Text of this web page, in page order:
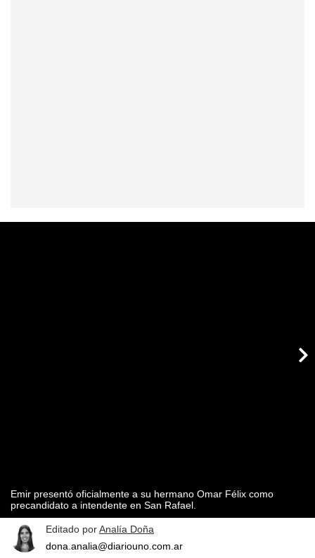
Emir presentó oficialmente a su hermano Omar Félix como
precandidato a intendente en San Rafael.
Editado porAnalía Doña
dona.analia@diariouno.com.ar